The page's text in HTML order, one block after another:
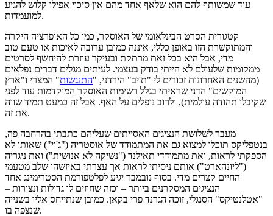
עוד שמשותף להם הוא שלאף אחד מהם אין סיכוי אפילו קלוש להגיע
למועמדות.
קטגורית הסרט הבינלאומי של האוסקר, כמו כל האופרציה היקרה
והמתוקשרת הזו באופן כללי, איננה כמובן ערובה לאיכות או טעם טוב
מדי, אבל היא בכל זאת מרתקת ובעיקר עוזרת להיחשף לסרטים
ממקומות שלעולם לא הייתי בודק בעצמי. לעיתים מגלים דברים נפלאים
(מהשנים האחרונות זכורים לי "ת'יב" הירדני, "התנגשות" המצרי ו"ארץ
המוקשים" הדני שראיתי בגלל רשימות האוסקר המוקדמות עוד לפני
שקיבלו תהודה עולמית), ולרוב נופלים על האף. אבל זה כמעט תמיד שווה
את זה.
מעבר לשלושת הנציגים האסייתים שעליהם כתבתי בהרחבה פה,
בנטפליקס תוכלו למצוא גם את המתמודד של אוסטריה ("ג'וי") שאותו לא
הספקתי לראות, ואת מתמודדי תאילנד ("נשיקה לא אנושית") ואת ניגריה
("ליונהארט") אותם ניסיתי לראות אך עצרתי באיזשהו שלב מטעמי
החיים קצרים מדי. בסוף נובמבר יגיע לפלטפורמת הסטרימינג אחד
הנציגים המסקרנים ביותר – וכזה שחוזים לו גדולות ונצורות –
"אטלנטיקס" הסנגלי, זוכה הגרנד פרי בקאן. כמובן שנתייחס אליו בשנייה
שנצפה בו.